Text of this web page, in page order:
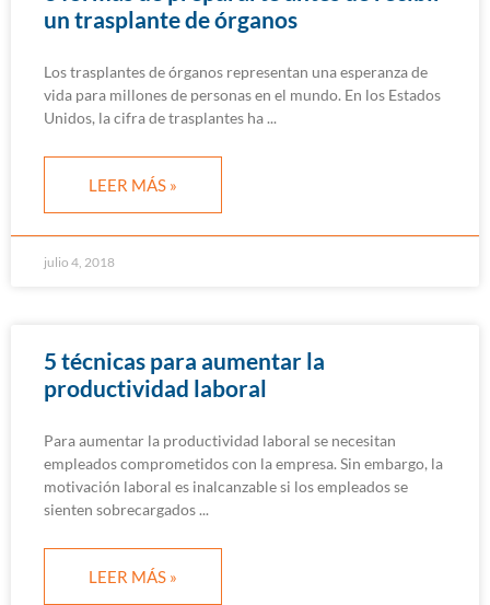
un trasplante de órganos
Los trasplantes de órganos representan una esperanza de
vida para millones de personas en el mundo. En los Estados
Unidos, la cifra de trasplantes ha
LEER MÁS »
julio 4, 2018
5 técnicas para aumentar la
productividad laboral
Para aumentar la productividad laboral se necesitan
empleados comprometidos con la empresa. Sin embargo, la
motivación laboral es inalcanzable si los empleados se
sienten sobrecargados
LEER MÁS »